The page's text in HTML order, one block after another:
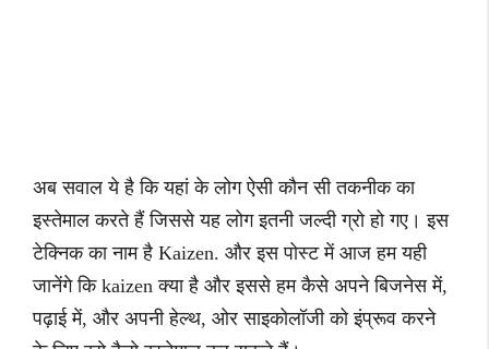
अब सवाल ये है कि यहां के लोग ऐसी कौन सी तकनीक का
इस्तेमाल करते हैं जिससे यह लोग इतनी जल्दी ग्रो हो गए। इस
टेक्निक का नाम है Kaizen. और इस पोस्ट में आज हम यही
जानेंगे कि kaizen क्या है और इससे हम कैसे अपने बिजनेस में,
पढ़ाई में, और अपनी हेल्थ, ओर साइकोलॉजी को इंप्रूव करने